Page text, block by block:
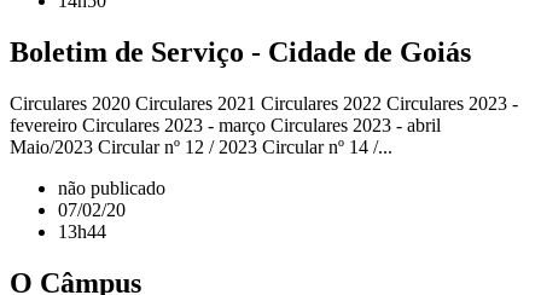
Boletim de Serviço - Cidade de Goiás
Circulares 2020 Circulares 2021 Circulares 2022 Circulares 2023 -
fevereiro Circulares 2023 - março Circulares 2023 - abril
Maio/2023 Circular nº 12 / 2023 Circular nº 14 /...
não publicado
07/02/20
13h44
O Câmpus